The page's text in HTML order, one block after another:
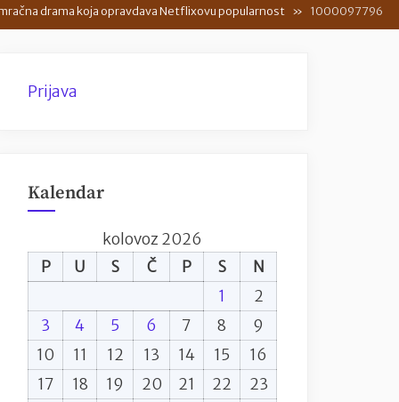
drama koja opravdava Netflixovu popularnost 1000097796
Prijava
Kalendar
kolovoz 2026
P
U S Č P S
N
1
2
3
4 5 6 7 8
9
10
11 12 13 14 15
16
17
18 19 20 21 22
23